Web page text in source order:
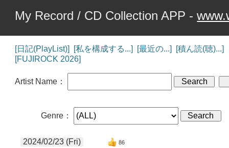
My Record / CD Collection APP -
[日記(PlayList)] [私を構成する...] [最近の...]
[積ん読(聴)...]
[FUJIROCK 2026]
Artist Name：
Genre：
2024/02/23 (Fri) 86